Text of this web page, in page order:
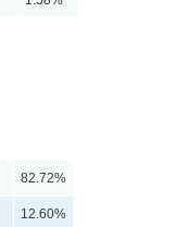
82.72%
12.60%